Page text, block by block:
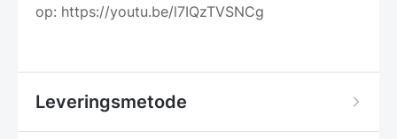
op: https://youtu.be/l7IQzTVSNCg
Leveringsmetode